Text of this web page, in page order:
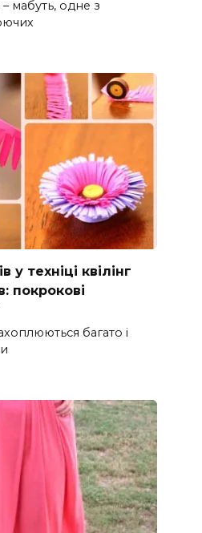
мабуть, одне з
у техніці квілінг
покрокові
багато і